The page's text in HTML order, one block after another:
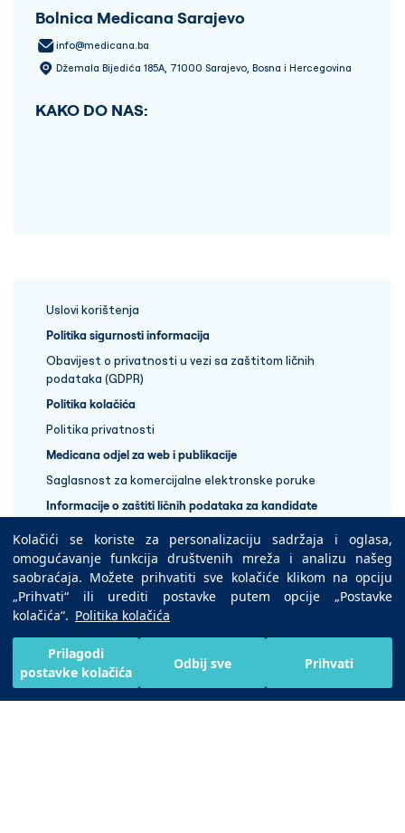
Kolačići se koriste za personalizaciju sadržaja i oglasa,
omogućavanje funkcija društvenih mreža i analizu našeg
saobraćaja. Možete prihvatiti sve kolačiće klikom na opciju
„Prihvati“ ili urediti postavke putem opcije „Postavke
kolačića“. Politika kolačića
Prilagodi
postavke kolačića
Odbij sve Prihvati
Bolnica Medicana Sarajevo
info@medicana.ba
Džemala Bijedića 185A, 71000 Sarajevo, Bosna i Hercegovina
KAKO DO NAS:
Uslovi korištenja
Politika sigurnosti informacija
Obavijest o privatnosti u vezi sa zaštitom ličnih
podataka (GDPR)
Politika kolačića
Politika privatnosti
Medicana odjel za web i publikacije
Saglasnost za komercijalne elektronske poruke
Informacije o zaštiti ličnih podataka za kandidate
+387 33 848 888
Copyright © 2025 Medicana Health Group
Preuzmite na